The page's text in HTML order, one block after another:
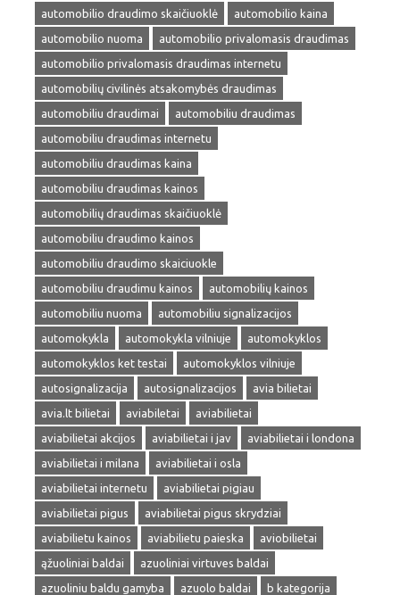
automobilio draudimo skaičiuoklė
automobilio kaina
automobilio nuoma
automobilio privalomasis draudimas
automobilio privalomasis draudimas internetu
automobilių civilinės atsakomybės draudimas
automobiliu draudimai
automobiliu draudimas
automobiliu draudimas internetu
automobiliu draudimas kaina
automobiliu draudimas kainos
automobilių draudimas skaičiuoklė
automobiliu draudimo kainos
automobiliu draudimo skaiciuokle
automobiliu draudimu kainos
automobilių kainos
automobiliu nuoma
automobiliu signalizacijos
automokykla
automokykla vilniuje
automokyklos
automokyklos ket testai
automokyklos vilniuje
autosignalizacija
autosignalizacijos
avia bilietai
avia.lt bilietai
aviabiletai
aviabilietai
aviabilietai akcijos
aviabilietai i jav
aviabilietai i londona
aviabilietai i milana
aviabilietai i osla
aviabilietai internetu
aviabilietai pigiau
aviabilietai pigus
aviabilietai pigus skrydziai
aviabilietu kainos
aviabilietu paieska
aviobilietai
ąžuoliniai baldai
azuoliniai virtuves baldai
azuoliniu baldu gamyba
azuolo baldai
b kategorija